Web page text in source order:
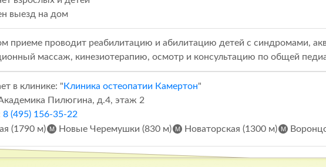
выезд на дом
приеме проводит реабилитацию и абилитацию детей с синдромами,
массаж, кинезиотерапию, осмотр и консультацию по общей
в клинике: " Клиника остеопатии Камертон"
Пилюгина, д.4, этаж 2
8 (495) 156-35-22
(1790 м)
Новые Черемушки (830 м) Новаторская (1300 м)